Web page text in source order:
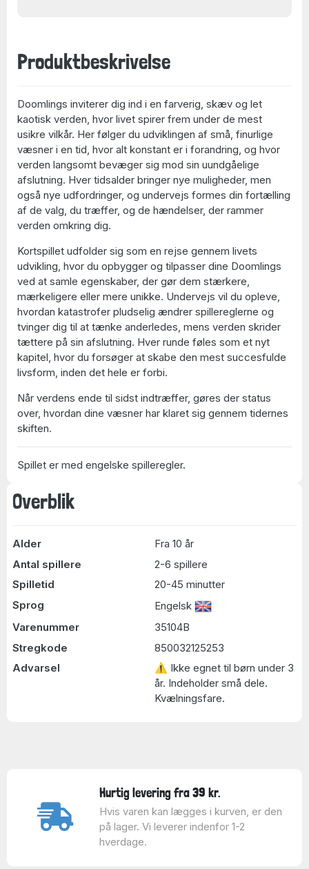
Overblik
Alder
Fra 10 år
Antal spillere
2-6 spillere
Spilletid
20-45 minutter
Sprog
Engelsk
Varenummer
35104B
Stregkode
850032125253
Advarsel
⚠ Ikke egnet til børn under 3
år. Indeholder små dele.
Kvælningsfare.
Produktbeskrivelse
Doomlings inviterer dig ind i en farverig, skæv og let
kaotisk verden, hvor livet spirer frem under de mest
usikre vilkår. Her følger du udviklingen af små, finurlige
væsner i en tid, hvor alt konstant er i forandring, og hvor
verden langsomt bevæger sig mod sin uundgåelige
afslutning. Hver tidsalder bringer nye muligheder, men
også nye udfordringer, og undervejs formes din fortælling
af de valg, du træffer, og de hændelser, der rammer
verden omkring dig.
Kortspillet udfolder sig som en rejse gennem livets
udvikling, hvor du opbygger og tilpasser dine Doomlings
ved at samle egenskaber, der gør dem stærkere,
mærkeligere eller mere unikke. Undervejs vil du opleve,
hvordan katastrofer pludselig ændrer spillereglerne og
tvinger dig til at tænke anderledes, mens verden skrider
tættere på sin afslutning. Hver runde føles som et nyt
kapitel, hvor du forsøger at skabe den mest succesfulde
livsform, inden det hele er forbi.
Når verdens ende til sidst indtræffer, gøres der status
over, hvordan dine væsner har klaret sig gennem tidernes
skiften.
Spillet er med engelske spilleregler.
Hurtig levering fra 39 kr.
Hvis varen kan lægges i kurven, er den
på lager. Vi leverer indenfor 1-2
hverdage.